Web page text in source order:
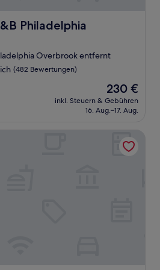
Philadelphia
Overbrook entfernt
(482 Bewertungen)
Der
Preis
beträgt
230 €
inkl. Steuern & Gebühren
16. Aug.–17. Aug.